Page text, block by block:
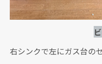
右シンクで左にガス台の